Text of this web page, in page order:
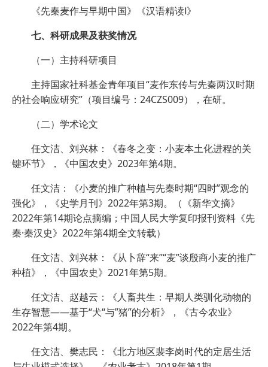
《先秦麦作与早期中国》《汉语精读Ⅰ》
七、科研成果及获奖情况
（一）主持科研项目
主持国家社科基金青年项目“麦作东传与先秦两汉时期
的社会响应研究”（项目编号：24CZS009），在研。
（二）学术论文
任文洁、刘兴林：《春冬之变：小麦本土化进程的关
键环节》，《中国农史》2023年第4期。
任文洁：《小麦的推广种植与先秦时期“四时”观念的
强化》，《史学月刊》2022年第3期。（《新华文摘》
2022年第14期论点摘编；中国人民大学复印报刊资料《先
秦·秦汉史》2022年第4期全文转载）
任文洁、刘兴林：《从卜辞“来”“麦”谈殷商小麦的推广
种植》，《中国农史》2021年第5期。
任文洁、赵越云：《人畜共生：早期人类驯化动物的
生存智慧——基于“犬“与”猪”的分析》，《古今农业》
2022年第4期。
任文洁、樊志民：《北方地区裴李岗时代的定居生活